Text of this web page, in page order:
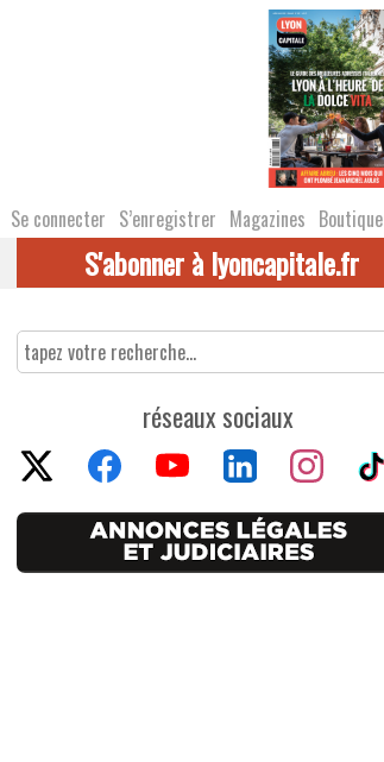
Se connecter S’enregistrer Magazines Boutique
S'abonner à lyoncapitale.fr
réseaux sociaux